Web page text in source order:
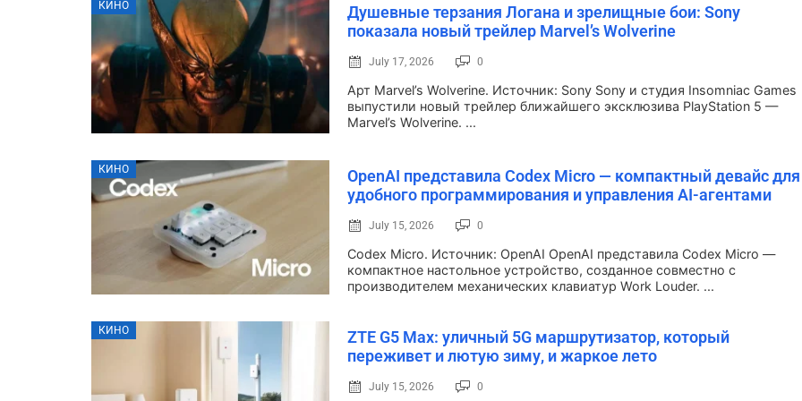
КИНО
Душевные терзания Логана и зрелищные бои: Sony
показала новый трейлер Marvel’s Wolverine
July 17, 2026 0
Арт Marvel’s Wolverine. Источник: Sony Sony и студия Insomniac Games
выпустили новый трейлер ближайшего эксклюзива PlayStation 5 —
Marvel’s Wolverine. ...
КИНО
OpenAI представила Codex Micro — компактный девайс для
удобного программирования и управления AI-агентами
July 15, 2026 0
Codex Micro. Источник: OpenAI OpenAI представила Codex Micro —
компактное настольное устройство, созданное совместно с
производителем механических клавиатур Work Louder. ...
КИНО
ZTE G5 Max: уличный 5G маршрутизатор, который
переживет и лютую зиму, и жаркое лето
July 15, 2026 0